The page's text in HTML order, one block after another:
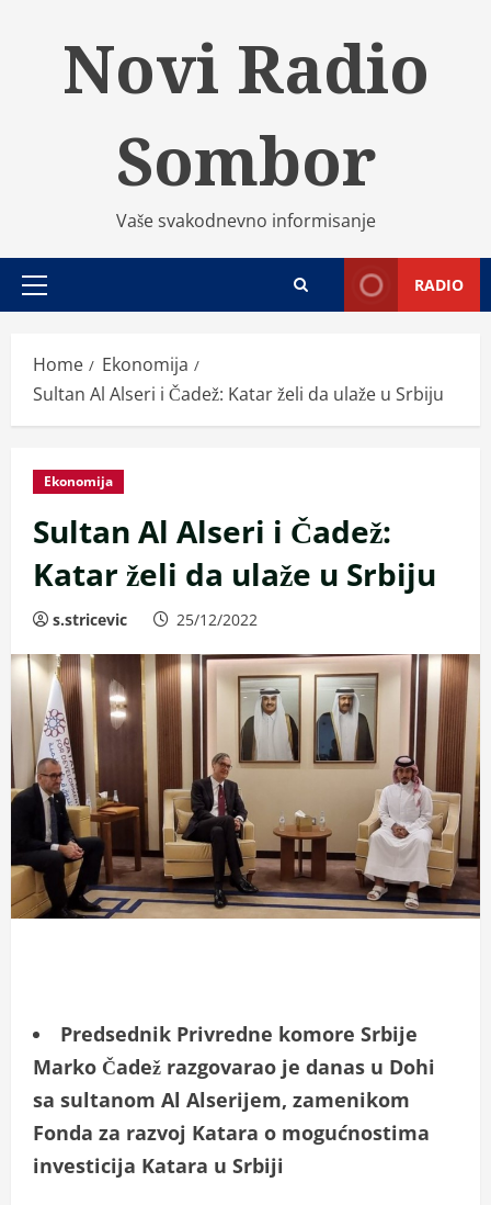
Novi Radio
Sombor
Vaše svakodnevno informisanje
Primary
RADIO
Home
Ekonomija
Sultan Al Alseri i Čadež: Katar želi da ulaže u Srbiju
Ekonomija
Sultan Al Alseri i Čadež:
Katar želi da ulaže u Srbiju
s.stricevic 25/12/2022
Predsednik Privredne komore Srbije
Marko Čadež razgovarao je danas u Dohi
sa sultanom Al Alserijem, zamenikom
Fonda za razvoj Katara o mogućnostima
investicija Katara u Srbiji